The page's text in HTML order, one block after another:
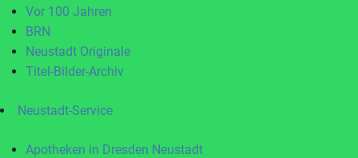
Vor 100 Jahren
BRN
Neustadt Originale
Titel-Bilder-Archiv
Neustadt-Service
Apotheken in Dresden Neustadt